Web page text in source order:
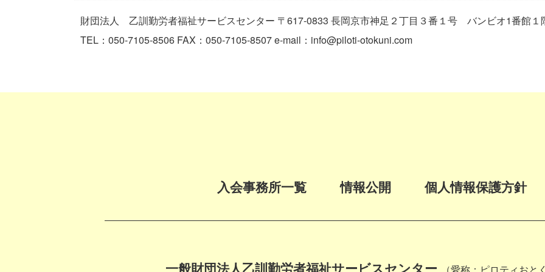
財団法人 乙訓勤労者福祉サービスセンター 〒617-0833 長岡京市神足２丁目３番１号 バンビオ1番館１
TEL：050-7105-8506 FAX：050-7105-8507 e-mail：info@piloti-otokuni.com
入会事務所一覧 情報公開 個人情報保護方針
一般財団法人乙訓勤労者福祉サービスセンター